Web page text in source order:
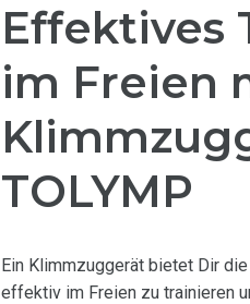
Effektives
im Freien
TOLYMP
Ein Klimmzuggerät bietet Dir
effektiv im Freien zu trainieren